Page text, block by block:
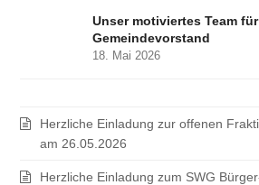
Unser motiviertes Team
Gemeindevorstand
18. Mai 2026
Herzliche Einladung zur offenen
am 26.05.2026
Herzliche Einladung zum SWG